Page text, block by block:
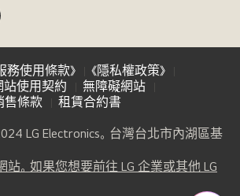
務使用條款》
《隱私權政策》
站使用契約
無障礙網站
售條款
租賃合約書
LG Electronics。台灣台北市內湖區基
站。如果您想要前往 LG 企業或其他 LG